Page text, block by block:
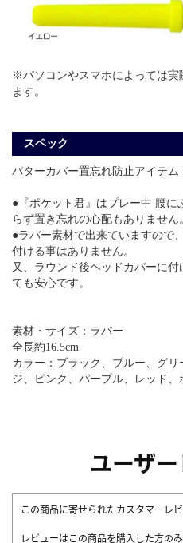
※パソコンやスマホによっては実
ます。
スペック
パターカバー置忘れ防止アイテム
●『ポケット君』はプレー中 腰
らず置き忘れの心配もありません
●ラバー素材で出来ていますので
付ける事はありません。
又、ラウンド後ヘッドカバーに
ても安心です。
素材・サイズ：ラバー
全長約16.5cm
カラー：ブラック、ブルー、グ
ジ、ピンク、パープル、レッド、
ユーザ
この商品に寄せられたカスタマーレ
レビューはこの商品を購入した方の